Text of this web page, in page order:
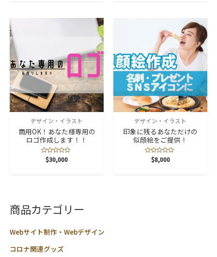
商品カテゴリー
Webサイト制作・Webデザイン
コロナ関連グッズ
デザイン・イラスト
商用OK！あなた様専用の
ロゴ作成します！！
段$30,000
デザイン・イラスト
印象に残るあなただけの
似顔絵をご提供！
$8,000